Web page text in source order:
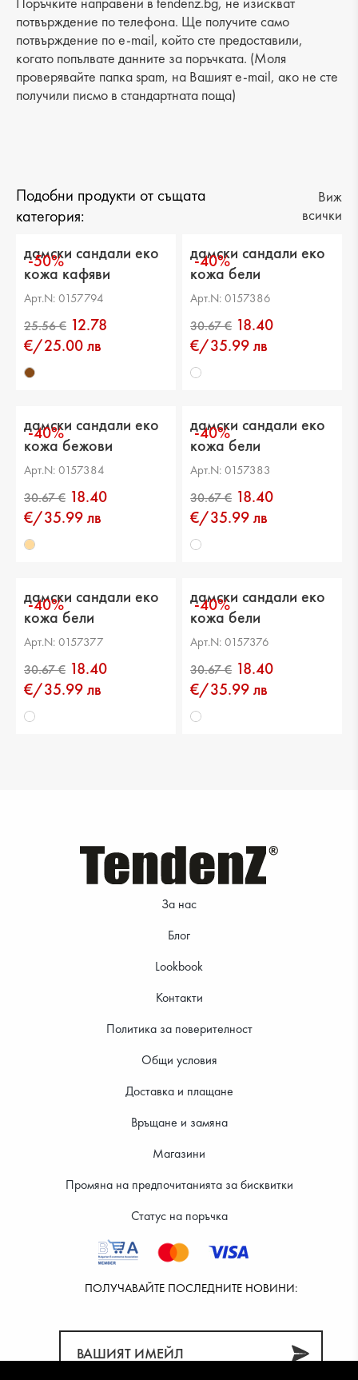
потвърждение по телефона. Ще получите само
потвърждение по e-mail, който сте предоставили,
когато попълвате данните за поръчката. (Моля
проверявайте папка spam, на Вашият e-mail, ако не сте
получили писмо в стандартната поща)
Подобни продукти от същата
категория:
Виж
всички
-50%
дамски сандали еко
кожа кафяви
Арт.N: 0157794
25.56 €
12.78
€/25.00 лв
-40%
дамски сандали еко
кожа бели
Арт.N: 0157386
30.67 €
18.40
€/35.99 лв
-40%
дамски сандали еко
кожа бежови
Арт.N: 0157384
18.40
€/35.99 лв
-40%
дамски сандали еко
кожа бели
Арт.N: 0157383
18.40
€/35.99 лв
-40%
дамски сандали еко
кожа бели
Арт.N: 0157377
18.40
€/35.99 лв
-40%
дамски сандали еко
кожа бели
Арт.N: 0157376
18.40
€/35.99 лв
За нас
Блог
Lookbook
Контакти
Политика за поверителност
Общи условия
Доставка и плащане
Връщане и замяна
Магазини
Промяна на предпочитанията за бисквитки
Статус на поръчка
ПОЛУЧАВАЙТЕ ПОСЛЕДНИТЕ НОВИНИ: